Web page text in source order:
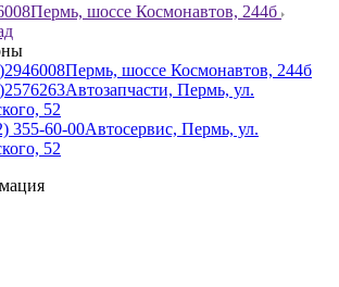
Пермь, шоссе Космонавтов, 244б
Пермь, шоссе Космонавтов, 244б
Автозапчасти, Пермь, ул.
52
355-60-00Автосервис, Пермь, ул.
52